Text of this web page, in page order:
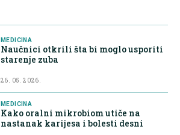
MEDICINA
Naučnici otkrili šta bi moglo usporiti
starenje zuba
26. 05. 2026.
MEDICINA
Kako oralni mikrobiom utiče na
nastanak karijesa i bolesti desni